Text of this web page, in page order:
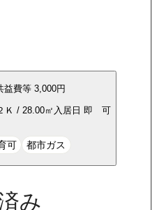
益費等 3,000円
Ｋ /28.00㎡ 入居日 即 可
可 都市ガス
み